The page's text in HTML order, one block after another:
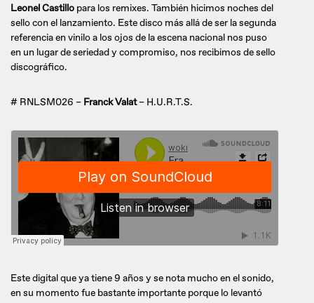
Leonel Castillo para los remixes. También hicimos noches del
sello con el lanzamiento. Este disco más allá de ser la segunda
referencia en vinilo a los ojos de la escena nacional nos puso
en un lugar de seriedad y compromiso, nos recibimos de sello
discográfico.
# RNLSM026 – Franck Valat– H.U.R.T.S.
Este digital que ya tiene 9 años y se nota mucho en el sonido,
en su momento fue bastante importante porque lo levantó